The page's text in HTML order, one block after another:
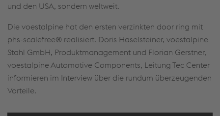
und den USA, sondern weltweit.
Die voestalpine hat den ersten verzinkten door ring mit
phs-scalefree® realisiert. Doris Haselsteiner, voestalpine
Stahl GmbH, Produktmanagement und Florian Gerstner,
voestalpine Automotive Components, Leitung Tec Center
informieren im Interview über die rundum überzeugenden
Vorteile.